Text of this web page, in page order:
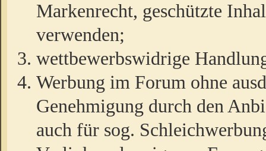
Markenrecht, geschützte
verwenden;
wettbewerbswidrige
Werbung im Forum ohne
Genehmigung durch den
auch für sog.